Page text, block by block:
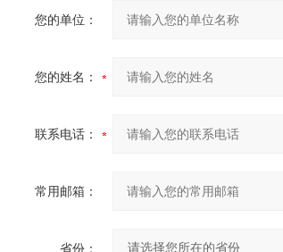
您的单位：
您的姓名：
联系电话：
常用邮箱：
省份：